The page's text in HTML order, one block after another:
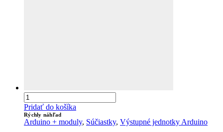
Pridať do košíka
Rýchly náhľad
Arduino + moduly, Súčiastky, Výstupné jednotky Arduino